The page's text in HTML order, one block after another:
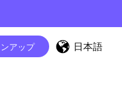
アップ 日本語